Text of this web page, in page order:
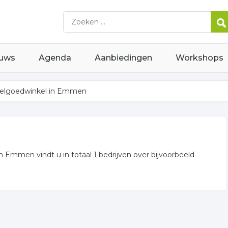
Agenda Aanbiedingen Workshops
in Emmen
vindt u in totaal 1 bedrijven over bijvoorbeeld